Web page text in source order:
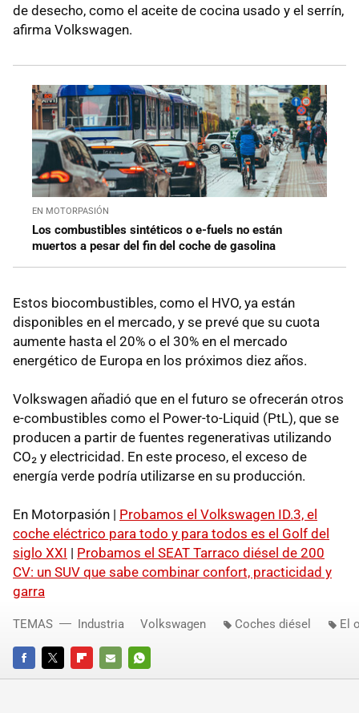
de desecho, como el aceite de cocina usado y el serrín,
afirma Volkswagen.
EN MOTORPASIÓN
Los combustibles sintéticos o e-fuels no están
muertos a pesar del fin del coche de gasolina
Estos biocombustibles, como el HVO, ya están
disponibles en el mercado, y se prevé que su cuota
aumente hasta el 20% o el 30% en el mercado
energético de Europa en los próximos diez años.
Volkswagen añadió que en el futuro se ofrecerán otros
e-combustibles como el Power-to-Liquid (PtL), que se
producen a partir de fuentes regenerativas utilizando
CO₂ y electricidad. En este proceso, el exceso de
energía verde podría utilizarse en su producción.
En Motorpasión | Probamos el Volkswagen ID.3, el
coche eléctrico para todo y para todos es el Golf del
siglo XXI | Probamos el SEAT Tarraco diésel de 200
CV: un SUV que sabe combinar confort, practicidad y
garra
FACEBOOKTWITTERFLIPBOARD
E-
WHATSAPP
TEMAS Industria Volkswagen Coches diésel El